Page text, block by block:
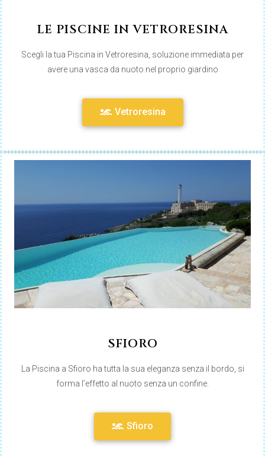
LE PISCINE IN VETRORESINA
Scegli la tua Piscina in Vetroresina, soluzione immediata per
avere una vasca da nuoto nel proprio giardino
Vetroresina
SFIORO
La Piscina a Sfioro ha tutta la sua eleganza senza il bordo, si
forma l’effetto al nuoto senza un confine.
Sfioro